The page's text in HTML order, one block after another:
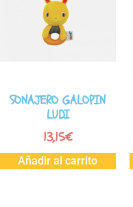
SONAJERO GALOPIN
LUDI
13,15€
Añadir al carrito